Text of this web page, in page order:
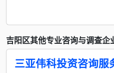
吉阳区其他专业咨询与调查企
三亚伟科投资咨询服